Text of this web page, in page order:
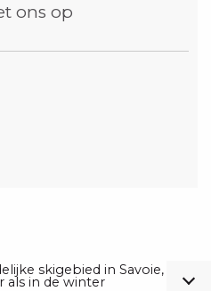
ons op
skigebied in Savoie,
als in de winter